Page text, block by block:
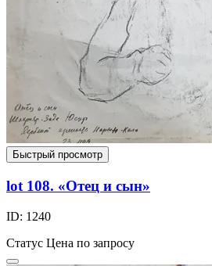
Быстрый просмотр
lot 108. «Отец и сын»
ID: 1240
Статус Цена по запросу